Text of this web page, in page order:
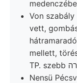
Von
vett,
mellett,
Nensü